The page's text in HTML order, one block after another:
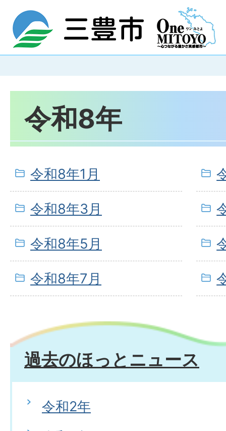
令和8年
令和8年1月
令和8年3月
令和8年5月
令和8年7月
過去のほっとニュース
令和2年